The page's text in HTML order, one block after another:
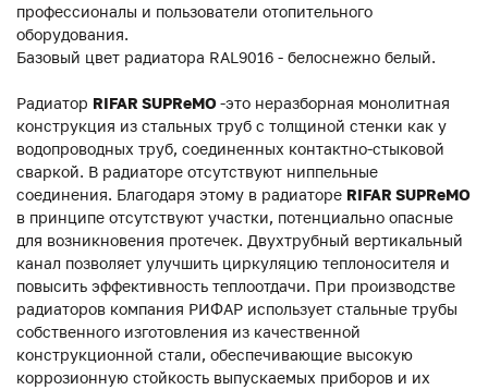
профессионалы и пользователи отопительного
оборудования.
Базовый цвет радиатора RAL9016 - белоснежно белый.
Радиатор RIFAR SUPReMO-это неразборная монолитная
конструкция из стальных труб с толщиной стенки как у
водопроводных труб, соединенных контактно-стыковой
сваркой. В радиаторе отсутствуют ниппельные
соединения. Благодаря этому в радиаторе RIFAR SUPReMO
в принципе отсутствуют участки, потенциально опасные
для возникновения протечек. Двухтрубный вертикальный
канал позволяет улучшить циркуляцию теплоносителя и
повысить эффективность теплоотдачи. При производстве
радиаторов компания РИФАР использует стальные трубы
собственного изготовления из качественной
конструкционной стали, обеспечивающие высокую
коррозионную стойкость выпускаемых приборов и их